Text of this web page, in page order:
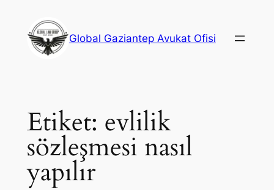
Global Gaziantep Avukat Ofisi
Etiket: evlilik
sözleşmesi nasıl
yapılır